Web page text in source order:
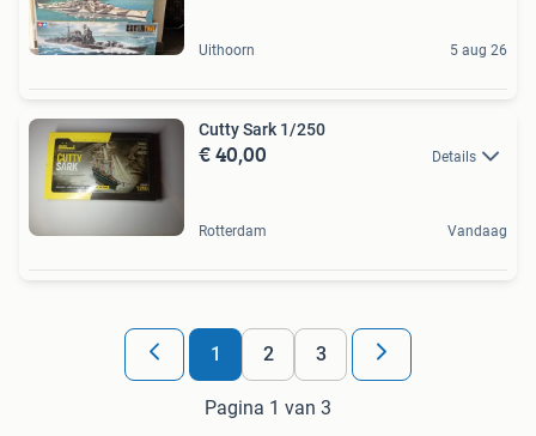
Uithoorn 5 aug 26
Cutty Sark 1/250
€ 40,00 Details
Rotterdam Vandaag
1 2 3
Pagina 1 van 3